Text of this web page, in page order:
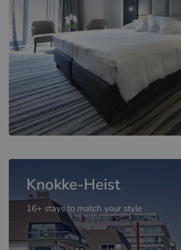
Knokke-Heist
16+ stays to match your style